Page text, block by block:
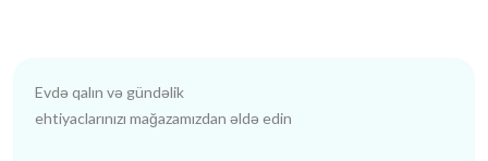
Evdə qalın və gündəlik
ehtiyaclarınızı mağazamızdan əldə edin